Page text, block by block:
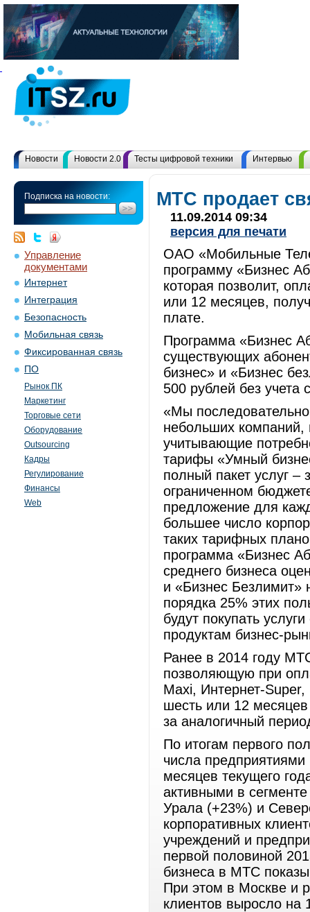
Новости Новости 2.0 Тесты цифровой техники Интервью
Подписка на новости:
Управление
документами
Интернет
Интеграция
Безопасность
Мобильная связь
Фиксированная связь
ПО
Рынок ПК
Маркетинг
Торговые сети
Оборудование
Outsourcing
Кадры
Регулирование
Финансы
Web
МТС продает
11.09.2014 09:34
версия для печати
ОАО «Мобильные
программу «Бизнес
которая позволит,
или 12 месяцев,
плате.
Программа «Бизнес
существующих
бизнес» и «Бизнес
500 рублей без учета
«Мы
небольших
учитывающие
тарифы «Умный
полный пакет услуг –
ограниченном
предложение для
большее число
таких тарифных
программа «Бизнес
среднего бизнеса
и «Бизнес
порядка 25% этих
будут покупать
продуктам бизнес-
Ранее в 2014 году
позволяющую при
Maxi, Интернет-
шесть или 12
за аналогичный
По итогам первого
числа предприятиями
месяцев текущего
активными в
Урала (+23%) и
корпоративных
учреждений и
первой половиной
бизнеса в МТС
При этом в Москве и
клиентов выросло на